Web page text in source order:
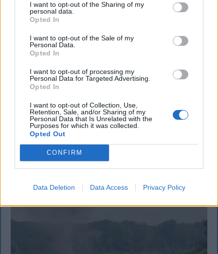
I want to opt-out of the Sharing of my
personal data.
Opted In
I want to opt-out of the Sale of my
Personal Data.
Opted In
I want to opt-out of processing my
Personal Data for Targeted Advertising.
Opted In
I want to opt-out of Collection, Use,
Retention, Sale, and/or Sharing of my
Personal Data that Is Unrelated with the
Purposes for which it was collected.
Opted Out
CONFIRM
Data Deletion Data Access Privacy Policy
KRÓNIKA
Meddig használható még a régi
személyi?
Sok román állampolgár még mindig az 1997-es
mintára kiállított személyi igazolványt használja,
azonban ezt fokozatosan kivonják a forgalomból,
amint az új elektronikus és egyszerű személyi
igazolványok országszerte elérhetővé válnak.